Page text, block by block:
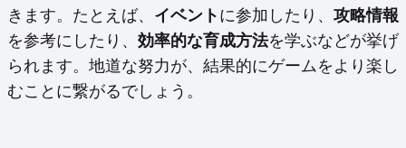
きます。たとえば、 イベント に参加したり、 攻略情報
を参考にしたり、 効率的な育成方法を学ぶなどが挙げ
られます。地道な努力が、結果的にゲームをより楽し
むことに繋がるでしょう。